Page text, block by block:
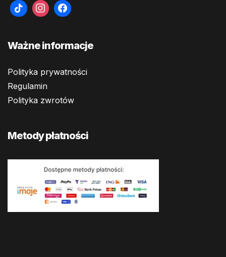
Ważne informacje
Polityka prywatności
Regulamin
Polityka zwrotów
Metody płatności